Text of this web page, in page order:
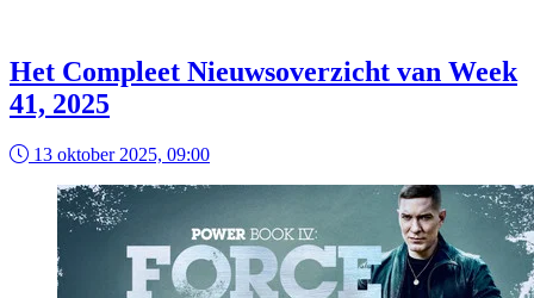
Het Compleet Nieuwsoverzicht van Week
41, 2025
13 oktober 2025, 09:00